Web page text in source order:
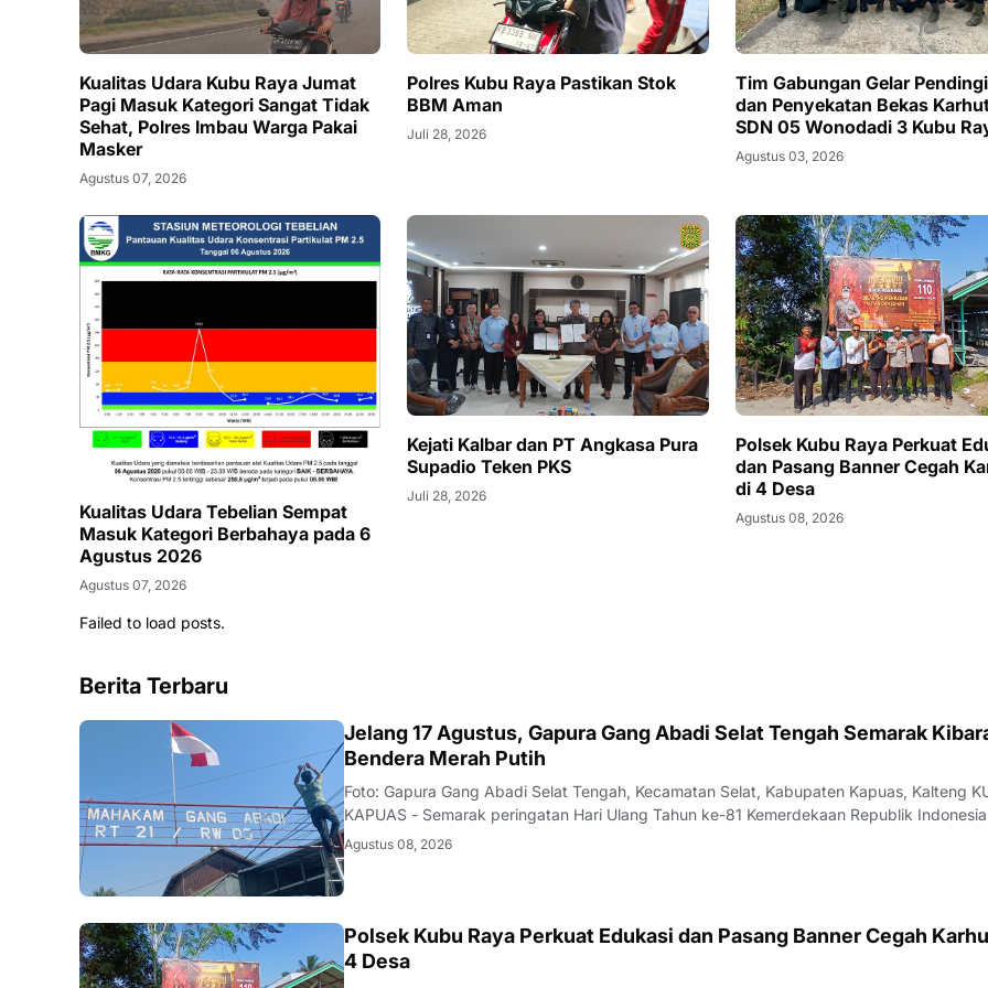
Kualitas Udara Kubu Raya Jumat
Pagi Masuk Kategori Sangat Tidak
Sehat, Polres Imbau Warga Pakai
Masker
Agustus 07, 2026
Polres Kubu Raya Pastikan Stok
BBM Aman
Juli 28, 2026
Tim Gabungan Gelar
dan Penyekatan Bekas
SDN 05 Wonodadi 3 Kubu
Agustus 03, 2026
Kualitas Udara Tebelian Sempat
Masuk Kategori Berbahaya pada 6
Agustus 2026
Agustus 07, 2026
Kejati Kalbar dan PT Angkasa Pura
Supadio Teken PKS
Juli 28, 2026
Polsek Kubu Raya Perkuat
dan Pasang Banner Cegah
di 4 Desa
Agustus 08, 2026
Failed to load posts.
Berita Terbaru
Jelang 17 Agustus, Gapura Gang Abadi Selat Tengah Semarak
Bendera Merah Putih
Foto: Gapura Gang Abadi Selat Tengah, Kecamatan Selat, Kabupaten Kapuas, Kalteng
KAPUAS - Semarak peringatan Hari Ulang Tahun ke-81 Kemerdekaan Republik
terasa di Kelurahan Selat Tengah, Kecamatan Selat, Kabupaten Kapuas. Warga RT 21/RW
Agustus 08, 2026
KALBAR
Polsek Kubu Raya Perkuat Edukasi dan Pasang Banner Cegah
4 Desa